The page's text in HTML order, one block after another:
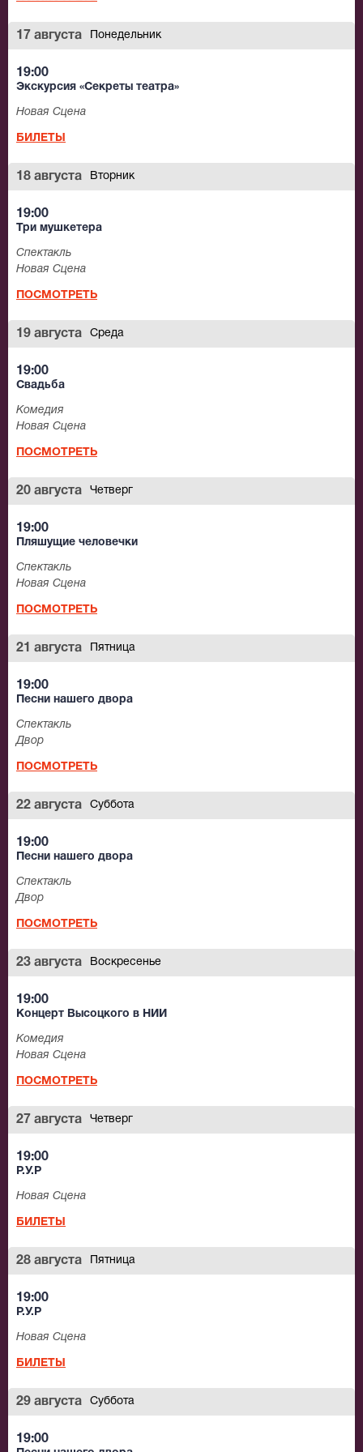
17 августа Понедельник
19:00
Экскурсия «Секреты театра»
Новая Сцена
БИЛЕТЫ
18 августа Вторник
19:00
Три мушкетера
Спектакль
Новая Сцена
ПОСМОТРЕТЬ
19 августа Среда
19:00
Свадьба
Комедия
Новая Сцена
ПОСМОТРЕТЬ
20 августа Четверг
19:00
Пляшущие человечки
Спектакль
Новая Сцена
ПОСМОТРЕТЬ
21 августа Пятница
19:00
Песни нашего двора
Спектакль
Двор
ПОСМОТРЕТЬ
22 августа Суббота
19:00
Песни нашего двора
Спектакль
Двор
ПОСМОТРЕТЬ
23 августа Воскресенье
19:00
Концерт Высоцкого в НИИ
Комедия
Новая Сцена
ПОСМОТРЕТЬ
27 августа Четверг
19:00
Р.У.Р
Новая Сцена
БИЛЕТЫ
28 августа Пятница
19:00
Р.У.Р
Новая Сцена
БИЛЕТЫ
29 августа Суббота
19:00